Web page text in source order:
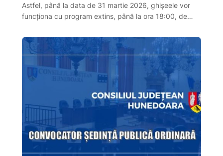
Astfel, până la data de 31 martie 2026, ghișeele vor
funcționa cu program extins, până la ora 18:00, de…